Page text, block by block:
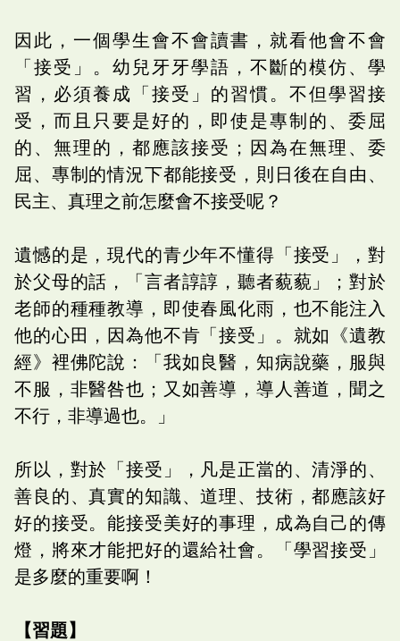
因此，一個學生會不會讀書，就看他會不會
「接受」。幼兒牙牙學語，不斷的模仿、學
習，必須養成「接受」的習慣。不但學習接
受，而且只要是好的，即使是專制的、委屈
的、無理的，都應該接受；因為在無理、委
屈、專制的情況下都能接受，則日後在自由、
民主、真理之前怎麼會不接受呢？
遺憾的是，現代的青少年不懂得「接受」，對
於父母的話，「言者諄諄，聽者藐藐」；對於
老師的種種教導，即使春風化雨，也不能注入
他的心田，因為他不肯「接受」。就如《遺教
經》裡佛陀說：「我如良醫，知病說藥，服與
不服，非醫咎也；又如善導，導人善道，聞之
不行，非導過也。」
所以，對於「接受」，凡是正當的、清淨的、
善良的、真實的知識、道理、技術，都應該好
好的接受。能接受美好的事理，成為自己的傳
燈，將來才能把好的還給社會。「學習接受」
是多麼的重要啊！
【習題】